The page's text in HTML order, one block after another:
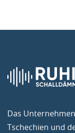
Das
Tschechien und